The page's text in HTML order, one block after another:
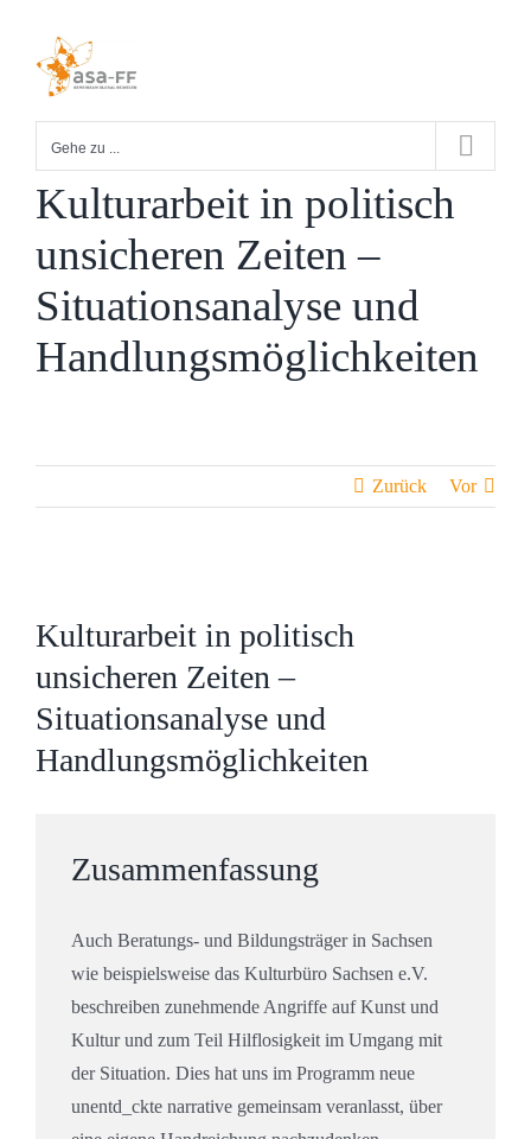
springen
Gehe zu ...
Kulturarbeit in politisch
unsicheren Zeiten –
Situationsanalyse und
Handlungsmöglichkeiten
Zurück Vor
grösseres
Kulturarbeit in politisch
unsicheren Zeiten –
Situationsanalyse und
Handlungsmöglichkeiten
Zusammenfassung
Auch Beratungs- und Bildungsträger in Sachsen
wie beispielsweise das Kulturbüro Sachsen e.V.
beschreiben zunehmende Angriffe auf Kunst und
Kultur und zum Teil Hilflosigkeit im Umgang mit
der Situation. Dies hat uns im Programm neue
unentd_ckte narrative gemeinsam veranlasst, über